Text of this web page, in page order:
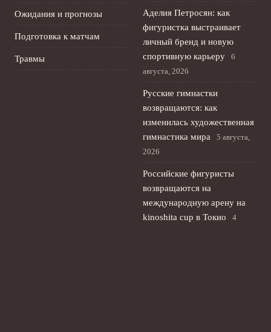
Ожидания и прогнозы
Подготовка к матчам
Травмы
Аделия Петросян: как
фигуристка выстраивает
личный бренд и новую
спортивную карьеру
6
августа, 2026
Русские гимнастки
возвращаются: как
изменилась художественная
гимнастика мира
5 августа,
2026
Российские фигуристы
возвращаются на
международную арену на
kinoshita cup в Токио
4